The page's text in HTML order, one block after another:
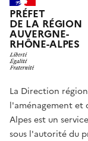
PRÉFET
DE LA RÉGION
AUVERGNE-
RHÔNE-ALPES
La Direction
l'aménagement et
Alpes est un
sous l'autorité du